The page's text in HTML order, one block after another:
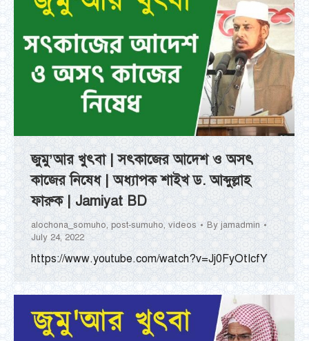
জুমু’আর খুৎবা | সৎকাজের আদেশ ও অসৎ
কাজের নিষেধ | অধ্যাপক শাইখ ড. আব্দুল্লাহ
ফারুক | Jamiyat BD
alochona_somuho, post-sumuho, videos By jamadmin
July 24, 2022
https://www.youtube.com/watch?v=Jj0FyOtIcfY